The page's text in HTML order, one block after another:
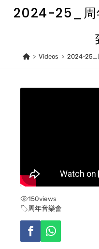
2024-25_周
> Videos > 2024-25_
150views
周年音樂會